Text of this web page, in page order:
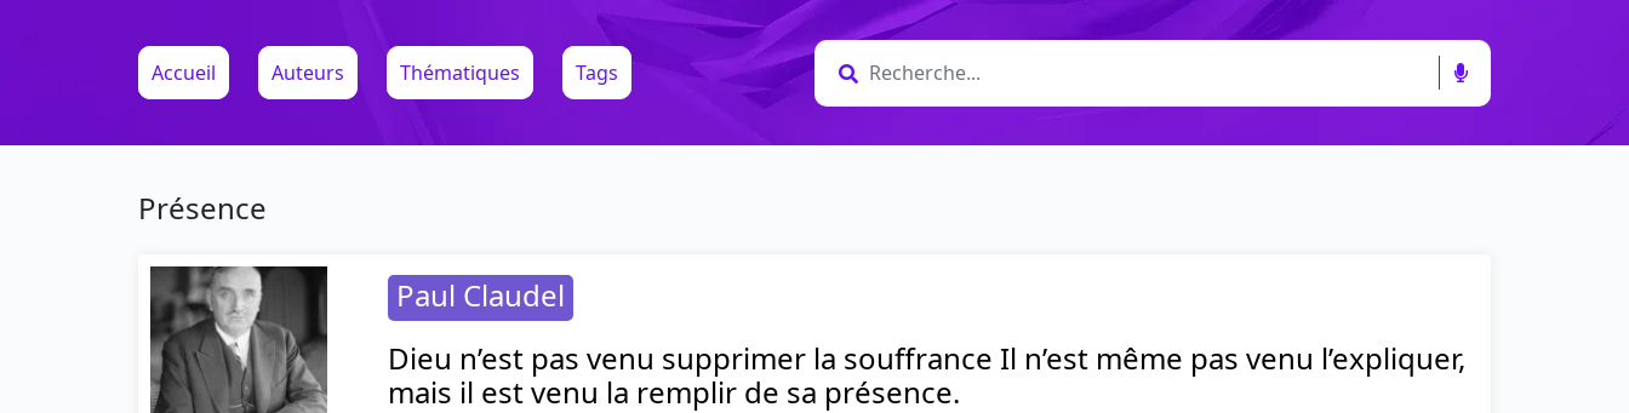
Accueil Auteurs Thématiques Tags
Présence
Paul Claudel
Dieu n’est pas venu supprimer la souffrance Il n’est même pas venu l’expliquer,
mais il est venu la remplir de sa présence.